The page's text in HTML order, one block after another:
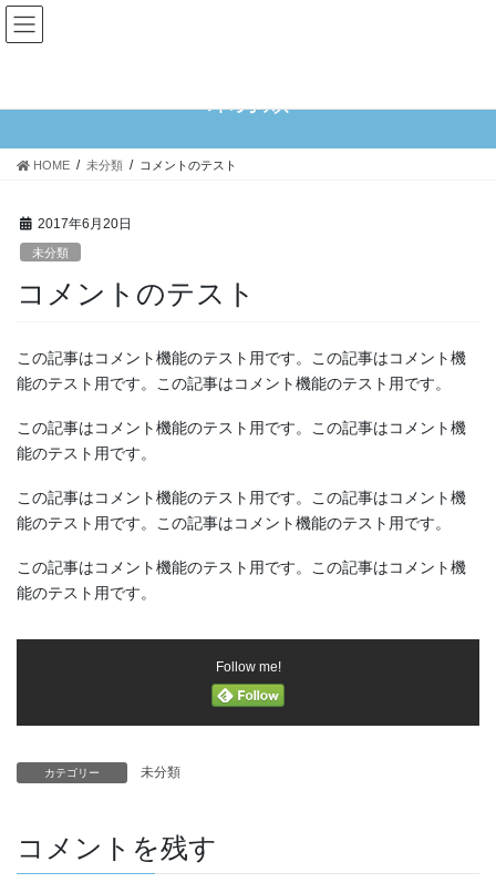
コ
ン
ス
ナ
ビ
ン
HOME 未分類 コメントのテスト
2017年6月20日
未分類
コメントのテスト
この記事はコメント機能のテスト用です。この記事はコメント機
能のテスト用です。この記事はコメント機能のテスト用です。
この記事はコメント機能のテスト用です。この記事はコメント機
能のテスト用です。
この記事はコメント機能のテスト用です。この記事はコメント機
能のテスト用です。この記事はコメント機能のテスト用です。
この記事はコメント機能のテスト用です。この記事はコメント機
能のテスト用です。
Follow me!
カテゴリー 未分類
コメントを残す